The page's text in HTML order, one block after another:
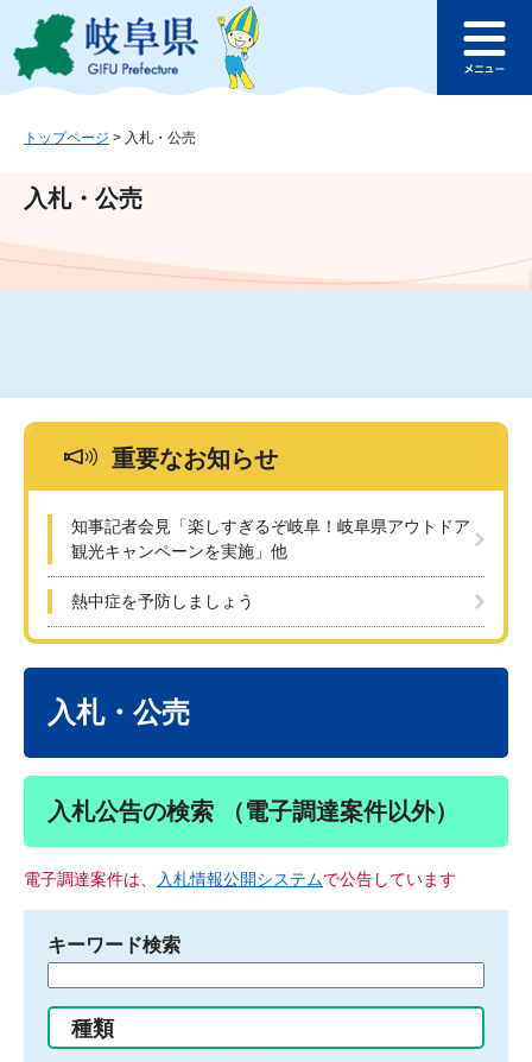
ジ
ュ
文
このページの本文へ
ュ
トップページ > 入札・公売
入札・公売
重要なお知らせ
知事記者会見「楽しすぎるぞ岐阜！岐阜県アウトドア
観光キャンペーンを実施」他
熱中症を予防しましょう
入札・公売
入札公告の検索 （電子調達案件以外）
電子調達案件は、 入札情報公開システムで公告しています
キーワード検索
る
種類